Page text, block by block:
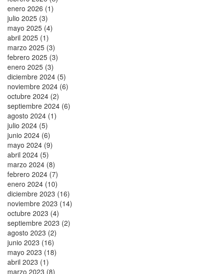
enero 2026 (1)
julio 2025 (3)
mayo 2025 (4)
abril 2025 (1)
marzo 2025 (3)
febrero 2025 (3)
enero 2025 (3)
diciembre 2024 (5)
noviembre 2024 (6)
octubre 2024 (2)
septiembre 2024 (6)
agosto 2024 (1)
julio 2024 (5)
junio 2024 (6)
mayo 2024 (9)
abril 2024 (5)
marzo 2024 (8)
febrero 2024 (7)
enero 2024 (10)
diciembre 2023 (16)
noviembre 2023 (14)
octubre 2023 (4)
septiembre 2023 (2)
agosto 2023 (2)
junio 2023 (16)
mayo 2023 (18)
abril 2023 (1)
marzo 2023 (8)